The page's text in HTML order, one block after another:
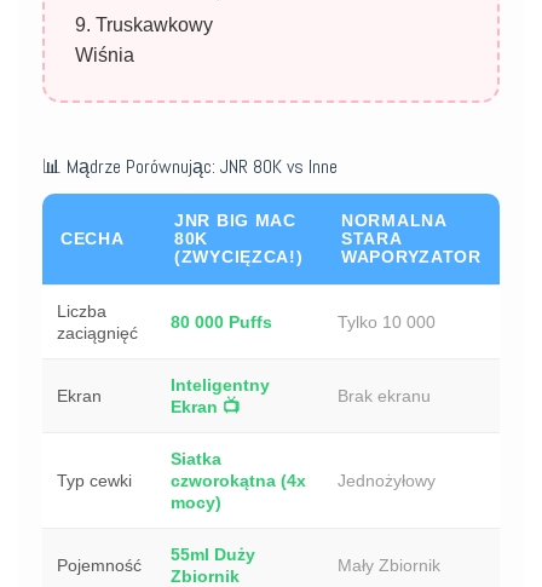
9. Truskawkowy
Wiśnia
📊 Mądrze Porównując: JNR 80K vs Inne
CECHA
JNR BIG MAC
80K
(ZWYCIĘZCA!)
NORMALNA
STARA
WAPORYZATOR
Liczba
zaciągnięć
80 000 Puffs Tylko 10 000
Ekran
Inteligentny
Ekran 📺
Brak ekranu
Typ cewki
Siatka
czworokątna (4x
mocy)
Jednożyłowy
Pojemność
55ml Duży
Zbiornik
Mały Zbiornik